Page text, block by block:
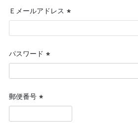
Ｅメールアドレス
(必
須)
パスワード
(必
須)
郵便番号
(必
須)